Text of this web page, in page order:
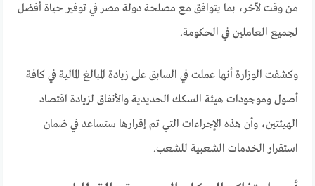
من وقت لآخر، بما يتوافق مع مصلحة دولة مصر في توفير حياة أفضل
لجميع العاملين في الحكومة.
وكشفت الوزارة أنها عملت في السابق على زيادة المبالغ المالية في كافة
أصول وموجودات هيئة السكك الحديدية والأنفاق لزيادة اقتصاد
الهيئتين، وأن هذه الإجراءات التي تم إقرارها ستساعد في ضمان
استقرار الخدمات الشعبية للشعب.